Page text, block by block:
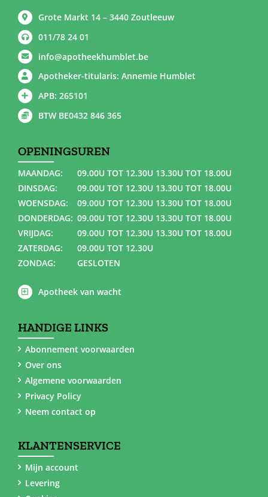
Grote Markt 14 – 3440 Zoutleeuw
011/78 24 01
info@apotheekhumblet.be
Apotheker-titularis: Annemie Humblet
APB: 265101
BTW BE0432 846 365
OPENINGSUREN
MAANDAG:
09.00U TOT 12.30U 13.30U TOT 18.00U
DINSDAG:
09.00U TOT 12.30U 13.30U TOT 18.00U
WOENSDAG:
09.00U TOT 12.30U 13.30U TOT 18.00U
DONDERDAG: 09.00U TOT 12.30U 13.30U TOT 18.00U
VRIJDAG:
09.00U TOT 12.30U 13.30U TOT 18.00U
ZATERDAG:
09.00U TOT 12.30U
ZONDAG:
GESLOTEN
Apotheek van wacht
HANDIGE LINKS
Abonnement voorwaarden
Over ons
Algemene voorwaarden
Privacy Policy
Neem contact op
KLANTENSERVICE
Mijn account
Levering